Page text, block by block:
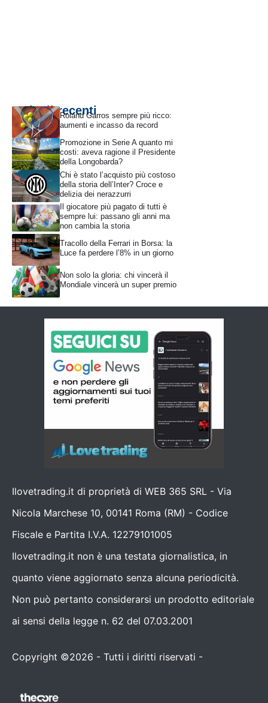
Articoli recentiRoland Garros sempre più ricco:
aumenti e incasso da record
Promozione in Serie A quanto mi
costi: aveva ragione il Presidente
della Longobarda?
Chi è stato l’acquisto più costoso
della storia dell’Inter? Croce e
delizia dei nerazzurri
Il giocatore più pagato di tutti è
sempre lui: passano gli anni ma
non cambia la storia
Tracollo della Ferrari in Borsa: la
Luce fa perdere l’8% in un giorno
Non solo la gloria: chi vincerà il
Mondiale vincerà un super premio
Ilovetrading.it di proprietà di WEB 365 SRL - Via
Nicola Marchese 10, 00141 Roma (RM) - Codice
Fiscale e Partita I.V.A. 12279101005
Ilovetrading.it non è una testata giornalistica, in
quanto viene aggiornato senza alcuna periodicità.
Non può pertanto considerarsi un prodotto editoriale
ai sensi della legge n. 62 del 07.03.2001
Copyright ©2026 - Tutti i diritti riservati -